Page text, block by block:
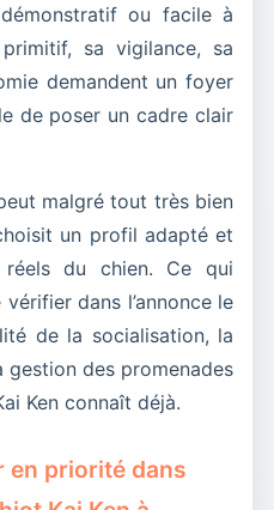
ou facile à
sa vigilance, sa
demandent un foyer
de poser un cadre clair
malgré tout très bien
un profil adapté et
réels du chien. Ce qui
dans l’annonce le
de la socialisation, la
gestion des promenades
Ken connaît déjà.
en priorité dans